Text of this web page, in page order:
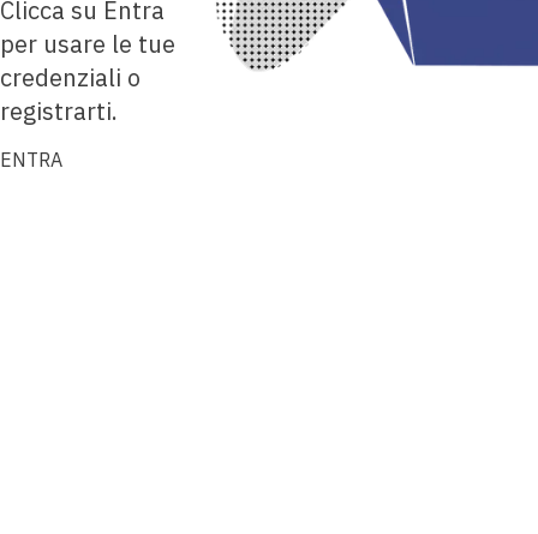
Clicca su Entra
per usare le tue
credenziali o
registrarti.
ENTRA